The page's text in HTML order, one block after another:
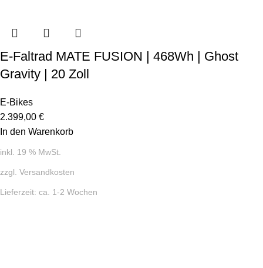
E-Faltrad MATE FUSION | 468Wh | Ghost
Gravity | 20 Zoll
E-Bikes
2.399,00 €
In den Warenkorb
inkl. 19 % MwSt.
zzgl. Versandkosten
Lieferzeit: ca. 1-2 Wochen